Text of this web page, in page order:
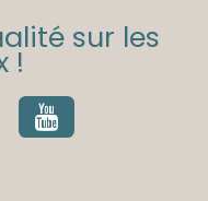
sur les
!